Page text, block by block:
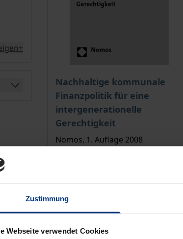
Zustimmung
Webseite verwendet Cookies
Nachhaltige kommunale
Finanzpolitik für eine
intergenerationelle
Gerechtigkeit
Der Preis dieses Titels richtet
Nomos, 1. Auflage 2008